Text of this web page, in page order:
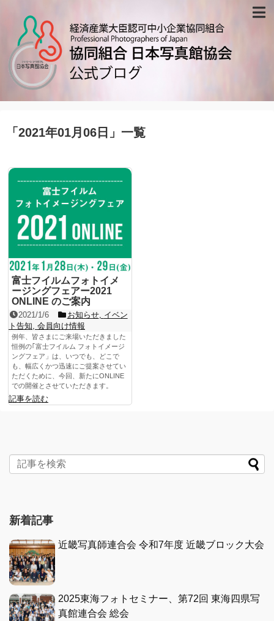
「 2021年01月06日 」 一覧
富士フイルムフォトイメ
ージングフェアー2021
ONLINE のご案内
2021/1/6 お知らせ, イベン
ト告知 会員向け情報
例年、皆さまにご来場いただきました
恒例の｢富士フイルム フォトイメージ
ングフェア」は、いつでも、どこで
も、幅広くかつ迅速にご提案させてい
ただくために、今回、新たにONLINE
での開催とさせていただきます。
記事を読む
新着記事
近畿写真師連合会 令和7年度 近畿ブロック大会
2025東海フォトセミナー、第72回 東海四県写
真館連合会 総会
ホーム
ブログ記事一覧
お問い合わせ